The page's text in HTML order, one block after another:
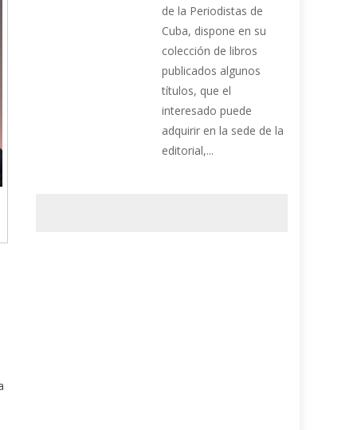
de la Periodistas de
Cuba, dispone en su
colección de libros
publicados algunos
títulos, que el
interesado puede
adquirir en la sede de la
editorial,...